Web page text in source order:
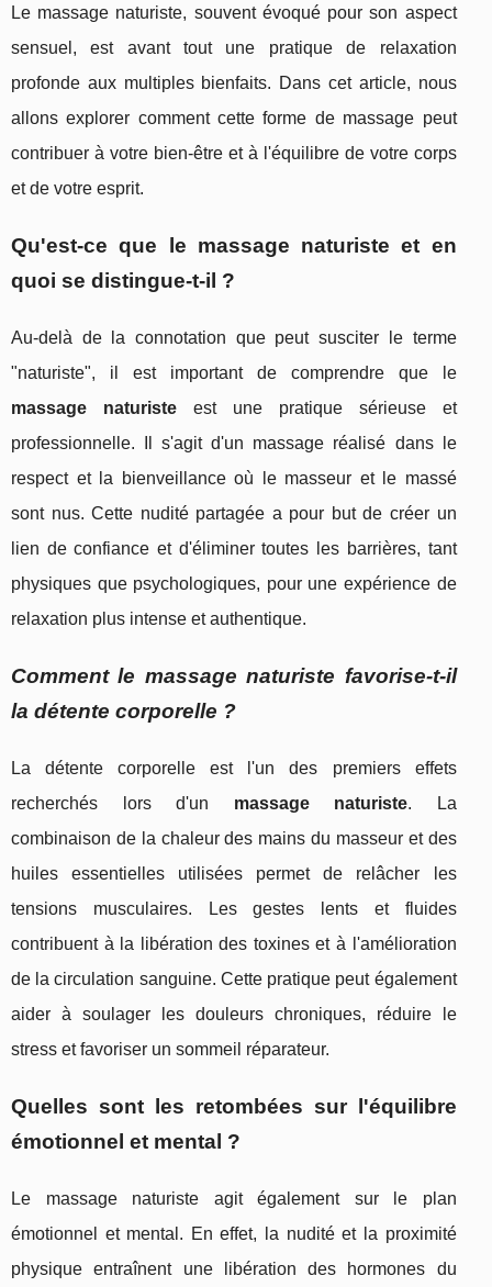
Le massage naturiste, souvent évoqué pour son aspect
sensuel, est avant tout une pratique de relaxation
profonde aux multiples bienfaits. Dans cet article, nous
allons explorer comment cette forme de massage peut
contribuer à votre bien-être et à l'équilibre de votre corps
et de votre esprit.
Qu'est-ce que le massage naturiste et en
quoi se distingue-t-il ?
Au-delà de la connotation que peut susciter le terme
"naturiste", il est important de comprendre que le
massage naturisteest une pratique sérieuse et
professionnelle. Il s'agit d'un massage réalisé dans le
respect et la bienveillance où le masseur et le massé
sont nus. Cette nudité partagée a pour but de créer un
lien de confiance et d'éliminer toutes les barrières, tant
physiques que psychologiques, pour une expérience de
relaxation plus intense et authentique.
Comment le massage naturiste favorise-t-il
la détente corporelle ?
La détente corporelle est l'un des premiers effets
recherchés lors d'un massage naturiste. La
combinaison de la chaleur des mains du masseur et des
huiles essentielles utilisées permet de relâcher les
tensions musculaires. Les gestes lents et fluides
contribuent à la libération des toxines et à l'amélioration
de la circulation sanguine. Cette pratique peut également
aider à soulager les douleurs chroniques, réduire le
stress et favoriser un sommeil réparateur.
Quelles sont les retombées sur l'équilibre
émotionnel et mental ?
Le massage naturiste agit également sur le plan
émotionnel et mental. En effet, la nudité et la proximité
physique entraînent une libération des hormones du